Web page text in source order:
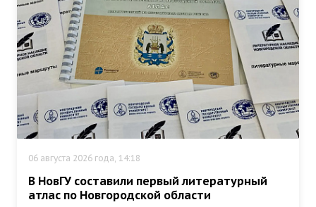
06 августа 2026 года, 14:18
В НовГУ составили первый литературный
атлас по Новгородской области